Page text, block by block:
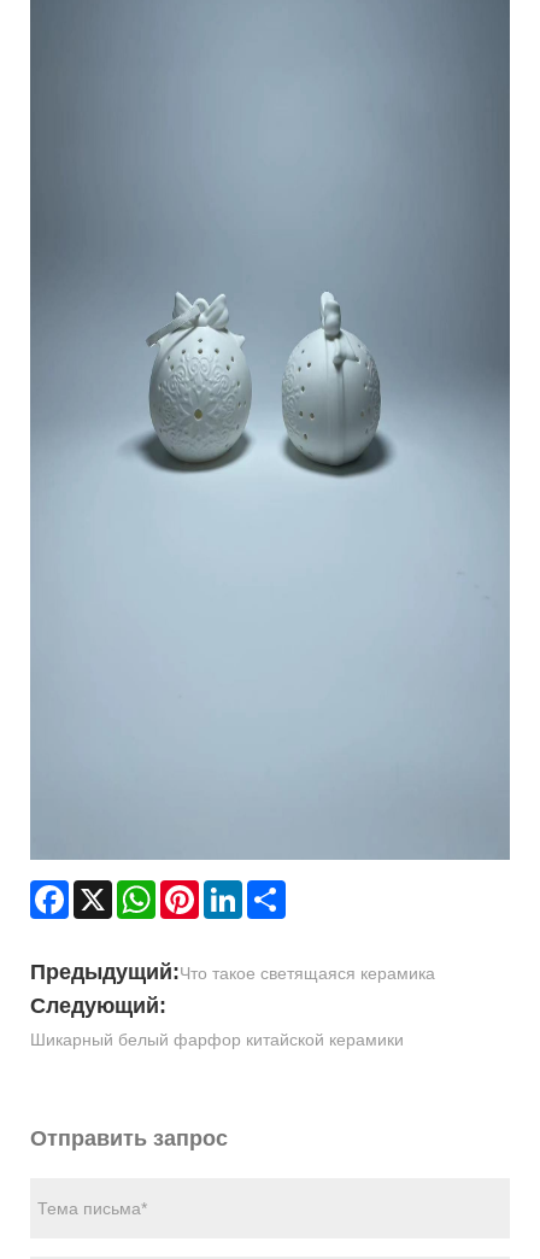
Facebook
X WhatsAppPinterestLinkedIn
Предыдущий:Что такое светящаяся керамика
Следующий:
Шикарный белый фарфор китайской керамики
Отправить запрос